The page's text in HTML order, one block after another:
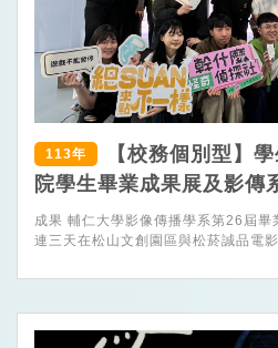
113年
【校務個別型】
院學生畢業成果展及影傳
成果 輔仁大學影像傳播學系第26屆畢業展覽於5月10日至12日，一
連三天在松山文創園區與松菸誠品電